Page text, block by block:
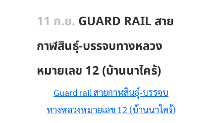
11 ก.ย. GUARD RAIL สาย
กาฬสินธุ์-บรรจบทางหลวง
หมายเลข 12 (บ้านนาไคร้)
Guard rail สายกาฬสินธุ์-บรรจบ
ทางหลวงหมายเลข 12 (บ้านนาไคร้)